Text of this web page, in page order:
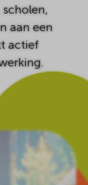
aan een
actief